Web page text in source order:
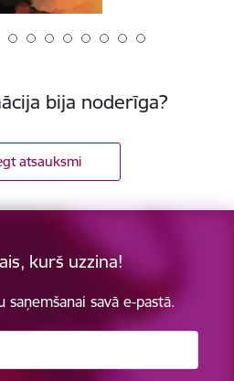
bija noderīga?
atsauksmi
kurš uzzina!
saņemšanai savā e-pastā.